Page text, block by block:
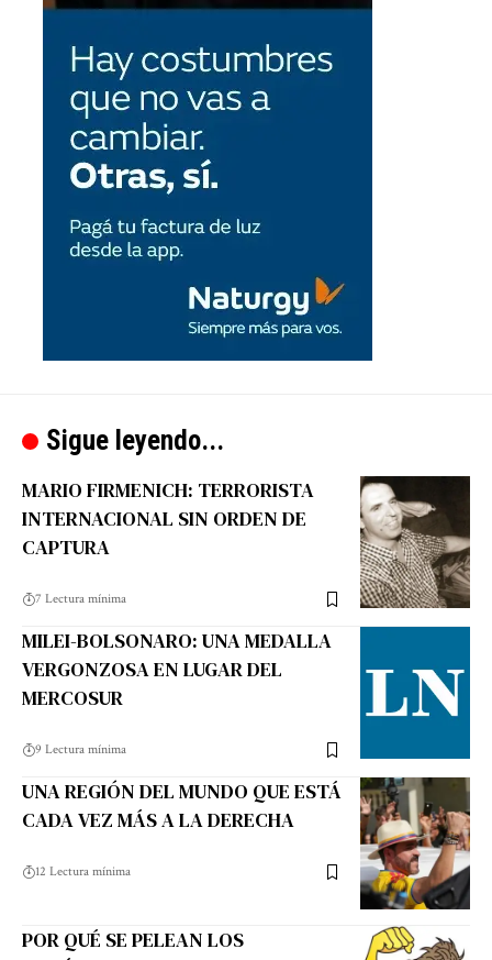
Sigue leyendo...
MARIO FIRMENICH: TERRORISTA
INTERNACIONAL SIN ORDEN DE
CAPTURA
7 Lectura mínima
MILEI-BOLSONARO: UNA MEDALLA
VERGONZOSA EN LUGAR DEL
MERCOSUR
9 Lectura mínima
UNA REGIÓN DEL MUNDO QUE ESTÁ
CADA VEZ MÁS A LA DERECHA
12 Lectura mínima
POR QUÉ SE PELEAN LOS